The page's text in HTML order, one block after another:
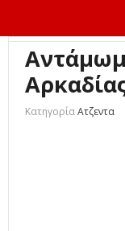
ΚατηγορίαΑτζεντα